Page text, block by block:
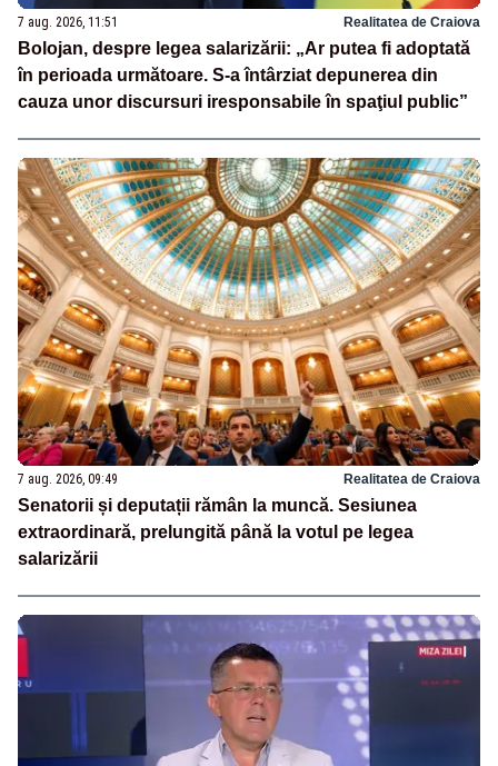
7 aug. 2026, 11:51 Realitatea de Craiova
Bolojan, despre legea salarizării: „Ar putea fi adoptată
în perioada următoare. S-a întârziat depunerea din
cauza unor discursuri iresponsabile în spaţiul public”
7 aug. 2026, 09:49 Realitatea de Craiova
Senatorii și deputații rămân la muncă. Sesiunea
extraordinară, prelungită până la votul pe legea
salarizării